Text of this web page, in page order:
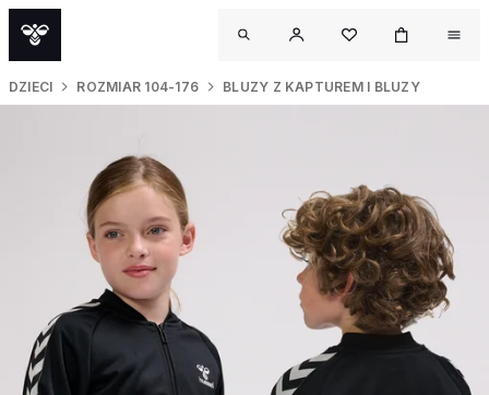
DZIECI ROZMIAR 104-176 BLUZY Z KAPTUREM I BLUZY